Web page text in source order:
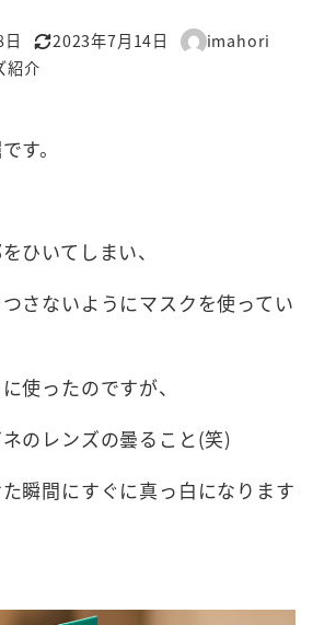
更新日
2023年7月14日
著
imahori
紹介
す。
ひいてしまい、
さないようにマスクを使ってい
使ったのですが、
のレンズの曇ること(笑)
瞬間にすぐに真っ白になります